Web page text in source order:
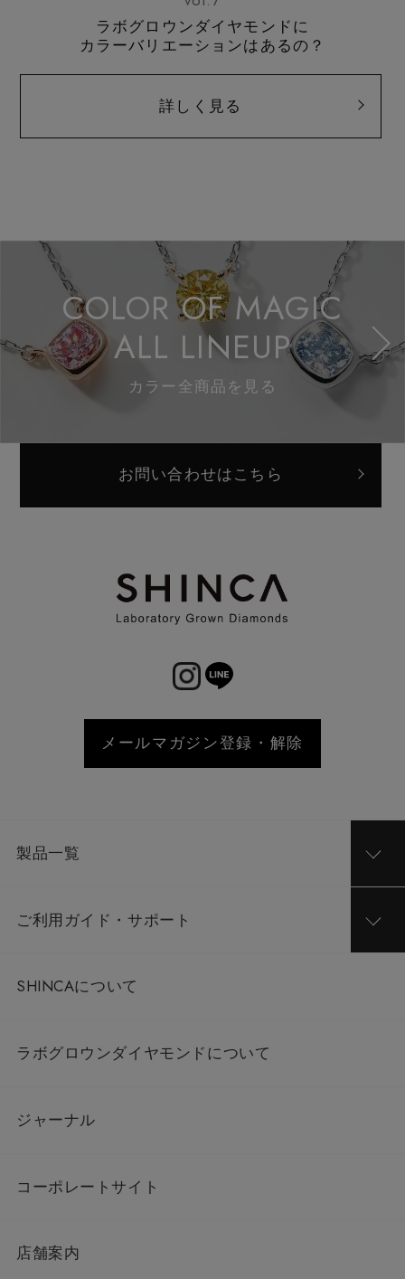
ラボグロウンダイヤモンドに
カラーバリエーションはあるの？
詳しく見る
COLOR OF MAGIC
ALL LINEUP
カラー全商品を見る
お問い合わせはこちら
メールマガジン登録・解除
製品一覧
ご利用ガイド・サポート
SHINCAについて
ラボグロウンダイヤモンドについて
ジャーナル
コーポレートサイト
店舗案内